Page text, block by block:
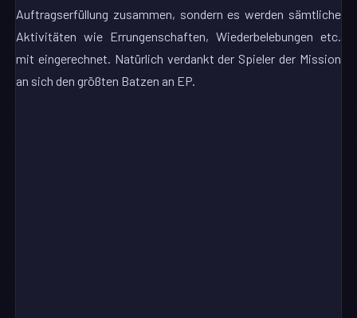
Auftragserfüllung zusammen, sondern es werden sämtliche
Aktivitäten wie Errungenschaften, Wiederbelebungen etc.
mit eingerechnet. Natürlich verdankt der Spieler der Mission
an sich den größten Batzen an EP.